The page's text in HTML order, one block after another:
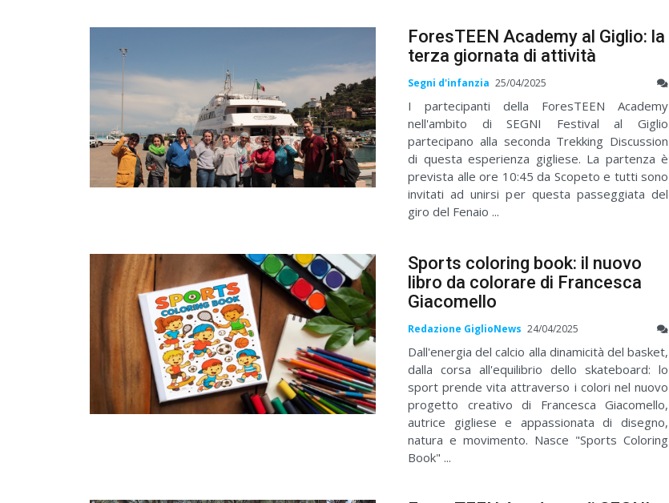
ForesTEEN Academy al Giglio: la
terza giornata di attività
Segni d'infanzia 25/04/2025
I partecipanti della ForesTEEN Academy
nell'ambito di SEGNI Festival al Giglio
partecipano alla seconda Trekking Discussion
di questa esperienza gigliese. La partenza è
prevista alle ore 10:45 da Scopeto e tutti sono
invitati ad unirsi per questa passeggiata del
giro del Fenaio ...
Sports coloring book: il nuovo
libro da colorare di Francesca
Giacomello
Redazione GiglioNews 24/04/2025
Dall'energia del calcio alla dinamicità del basket,
dalla corsa all'equilibrio dello skateboard: lo
sport prende vita attraverso i colori nel nuovo
progetto creativo di Francesca Giacomello,
autrice gigliese e appassionata di disegno,
natura e movimento. Nasce "Sports Coloring
Book" ...